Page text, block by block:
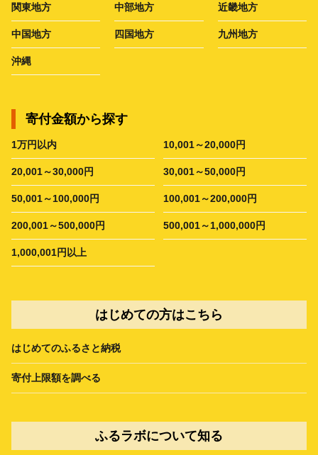
関東地方 中部地方 近畿地方
中国地方 四国地方 九州地方
沖縄
寄付金額から探す
1万円以内 10,001～20,000円
20,001～30,000円 30,001～50,000円
50,001～100,000円 100,001～200,000円
200,001～500,000円 500,001～1,000,000円
1,000,001円以上
はじめての方はこちら
はじめてのふるさと納税
寄付上限額を調べる
ふるラボについて知る